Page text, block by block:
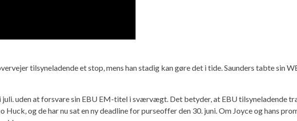
tilsyneladende et stop, mens han stadig kan gøre det i tide. Saunders tabte
juli. uden at forsvare sin EBU EM-titel i sværvægt. Det betyder, at EBU tilsyneladende
og de har nu sat en ny deadline for purseoffer den 30. juni. Om Joyce og hans